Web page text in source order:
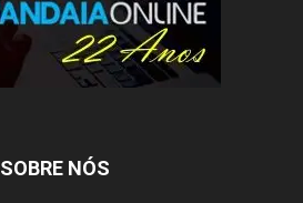
SOBRE NÓS